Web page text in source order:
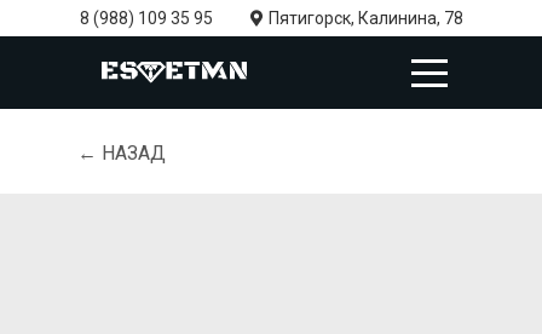
8 (988) 109 35 95 Пятигорск, Калинина, 78
← НАЗАД